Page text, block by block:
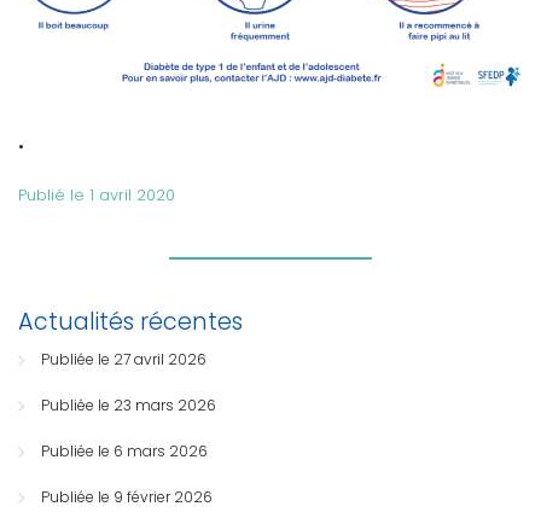
.
Publié le 1 avril 2020
Actualités récentes
Publiée le 27 avril 2026
Publiée le 23 mars 2026
Publiée le 6 mars 2026
Publiée le 9 février 2026